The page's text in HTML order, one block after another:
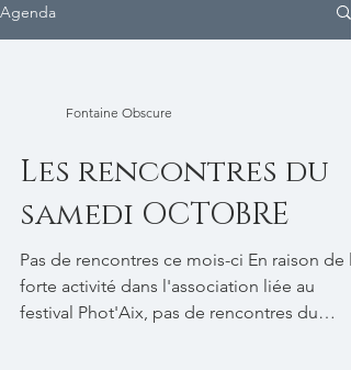
Agenda
Fontaine Obscure
Les rencontres du
samedi OCTOBRE
Pas de rencontres ce mois-ci En raison de la
forte activité dans l'association liée au
festival Phot'Aix, pas de rencontres du